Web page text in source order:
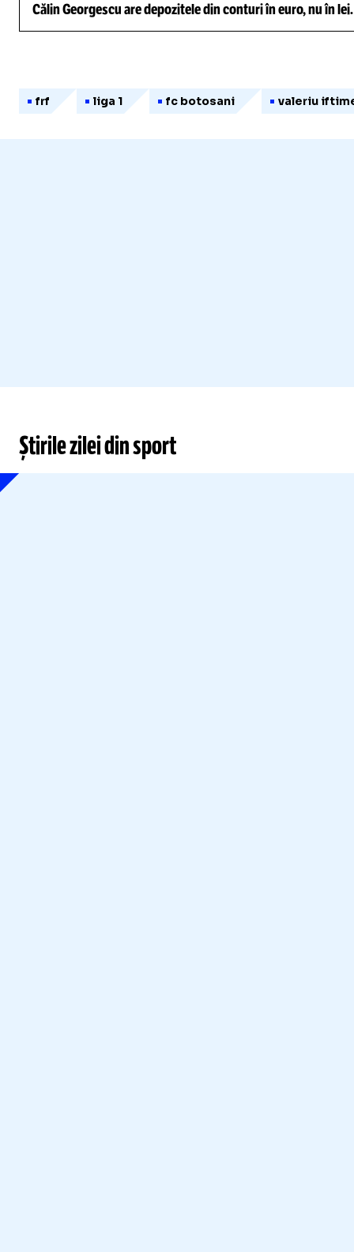
Călin Georgescu are depozitele din conturi în euro, nu în
frf liga 1 fc botosani valeriu
Știrile zilei din sport